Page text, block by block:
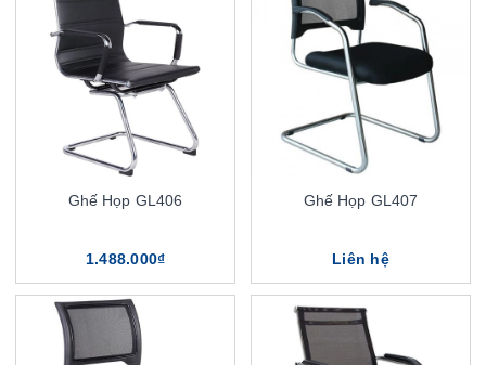
Ghế Họp GL406
1.488.000₫
Ghế Họp GL407
Liên hệ